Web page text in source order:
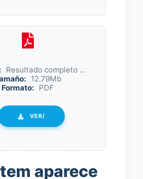
Resultado completo ...
12.79Mb
Formato: PDF
VER/
aparece